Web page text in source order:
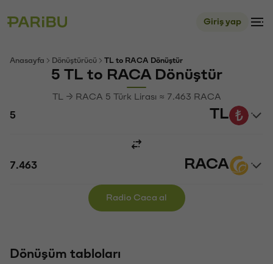
Giriş yap
Anasayfa Dönüştürücü TL to RACA Dönüştür
5 TL to RACA Dönüştür
TL → RACA 5 Türk Lirası ≈ 7.463 RACA
TL
RACA
Radio Caca al
Dönüşüm tabloları